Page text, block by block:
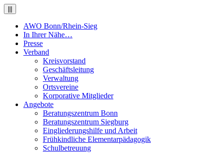
AWO Bonn/Rhein-Sieg
In Ihrer Nähe…
Presse
Verband
Kreisvorstand
Geschäftsleitung
Verwaltung
Ortsvereine
Korporative Mitglieder
Angebote
Beratungszentrum Bonn
Beratungszentrum Siegburg
Eingliederungshilfe und Arbeit
Frühkindliche Elementarpädagogik
Schulbetreuung